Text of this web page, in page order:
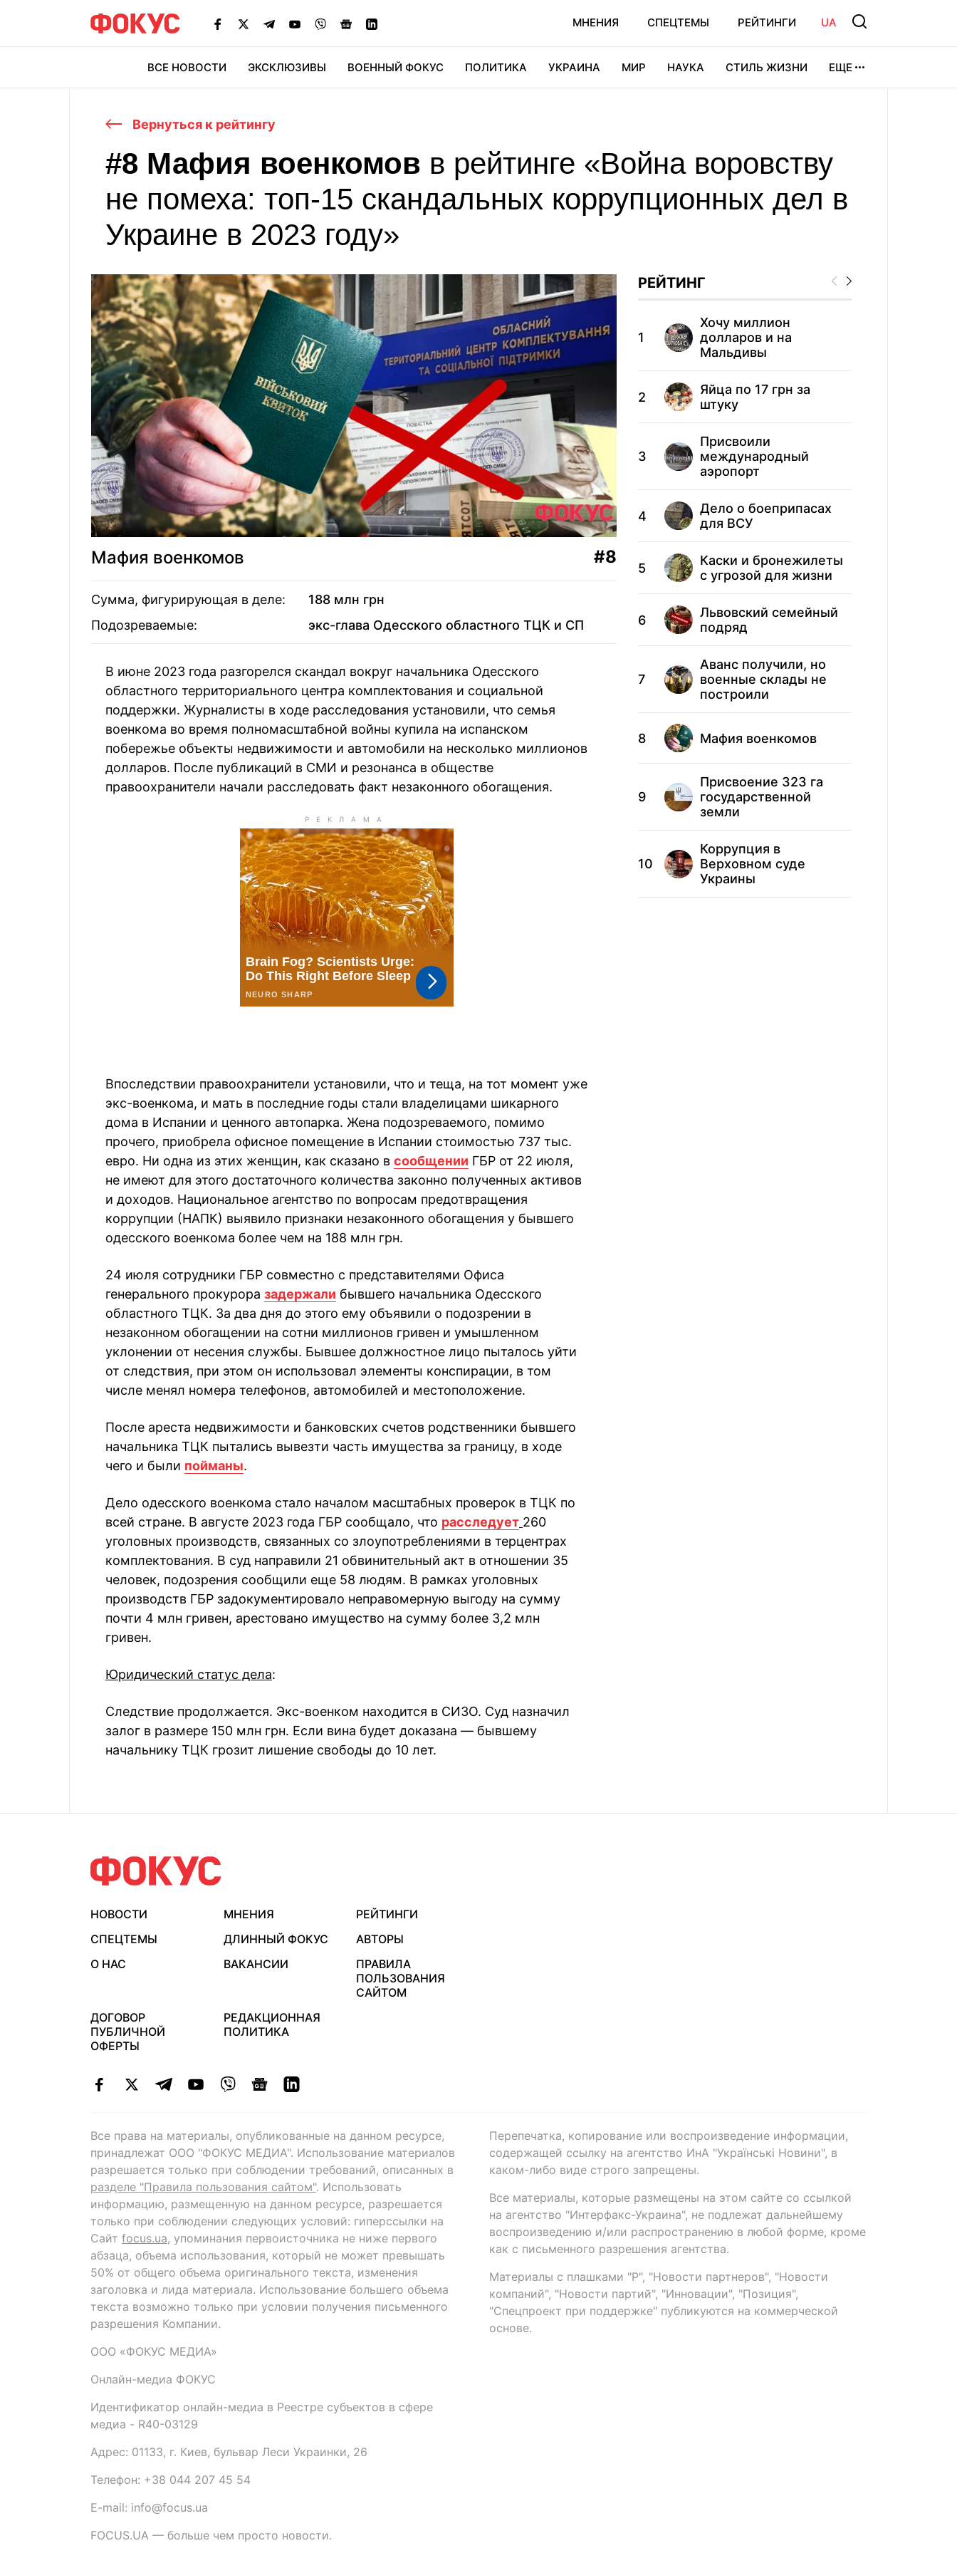
МНЕНИЯ СПЕЦТЕМЫ РЕЙТИНГИ UA
ВСЕ НОВОСТИ ЭКСКЛЮЗИВЫ ВОЕННЫЙ ФОКУС ПОЛИТИКА УКРАИНА МИР НАУКА СТИЛЬ ЖИЗНИ ЕЩЕ
Вернуться к рейтингу
#8 Мафия военкомов в рейтинге «Война воровству
не помеха: топ-15 скандальных коррупционных дел в
Украине в 2023 году»
Мафия военкомов #8
Сумма, фигурирующая в деле:
188 млн грн
Подозреваемые:
экс-глава Одесского областного ТЦК и СП
В июне 2023 года разгорелся скандал вокруг начальника Одесского
областного территориального центра комплектования и социальной
поддержки. Журналисты в ходе расследования установили, что семья
военкома во время полномасштабной войны купила на испанском
побережье объекты недвижимости и автомобили на несколько миллионов
долларов. После публикаций в СМИ и резонанса в обществе
правоохранители начали расследовать факт незаконного обогащения.
Впоследствии правоохранители установили, что и теща, на тот момент уже
экс-военкома, и мать в последние годы стали владелицами шикарного
дома в Испании и ценного автопарка. Жена подозреваемого, помимо
прочего, приобрела офисное помещение в Испании стоимостью 737 тыс.
евро. Ни одна из этих женщин, как сказано в сообщении ГБР от 22 июля,
не имеют для этого достаточного количества законно полученных активов
и доходов. Национальное агентство по вопросам предотвращения
коррупции (НАПК) выявило признаки незаконного обогащения у бывшего
одесского военкома более чем на 188 млн грн.
24 июля сотрудники ГБР совместно с представителями Офиса
генерального прокурора задержали бывшего начальника Одесского
областного ТЦК. За два дня до этого ему объявили о подозрении в
незаконном обогащении на сотни миллионов гривен и умышленном
уклонении от несения службы. Бывшее должностное лицо пыталось уйти
от следствия, при этом он использовал элементы конспирации, в том
числе менял номера телефонов, автомобилей и местоположение.
После ареста недвижимости и банковских счетов родственники бывшего
начальника ТЦК пытались вывезти часть имущества за границу, в ходе
чего и были пойманы.
Дело одесского военкома стало началом масштабных проверок в ТЦК по
всей стране. В августе 2023 года ГБР сообщало, что расследует 260
уголовных производств, связанных со злоупотреблениями в терцентрах
комплектования. В суд направили 21 обвинительный акт в отношении 35
человек, подозрения сообщили еще 58 людям. В рамках уголовных
производств ГБР задокументировало неправомерную выгоду на сумму
почти 4 млн гривен, арестовано имущество на сумму более 3,2 млн
гривен.
Юридический статус дела:
Следствие продолжается. Экс-военком находится в СИЗО. Суд назначил
залог в размере 150 млн грн. Если вина будет доказана — бывшему
начальнику ТЦК грозит лишение свободы до 10 лет.
РЕЙТИНГ
1
Хочу миллион
долларов и на
Мальдивы
2
Яйца по 17 грн за
штуку
3
Присвоили
международный
аэропорт
4
Дело о боеприпасах
для ВСУ
5
Каски и бронежилеты
с угрозой для жизни
6
Львовский семейный
подряд
7
Аванс получили, но
военные склады не
построили
8 Мафия военкомов
9
Присвоение 323 га
государственной
земли
10
Коррупция в
Верховном суде
Украины
НОВОСТИ МНЕНИЯ
РЕЙТИНГИ
СПЕЦТЕМЫ
ДЛИННЫЙ ФОКУС
АВТОРЫ
О НАС
ВАКАНСИИ
ПРАВИЛА
ПОЛЬЗОВАНИЯ
САЙТОМ
ДОГОВОР
ПУБЛИЧНОЙ
ОФЕРТЫ
РЕДАКЦИОННАЯ
ПОЛИТИКА
Все права на материалы, опубликованные на данном ресурсе,
принадлежат ООО "ФОКУС МЕДИА". Использование материалов
разрешается только при соблюдении требований, описанных в
разделе "Правила пользования сайтом". Использовать
информацию, размещенную на данном ресурсе, разрешается
только при соблюдении следующих условий: гиперссылки на
Сайт focus.ua, упоминания первоисточника не ниже первого
абзаца, объема использования, который не может превышать
50% от общего объема оригинального текста, изменения
заголовка и лида материала. Использование большего объема
текста возможно только при условии получения письменного
разрешения Компании.
ООО «ФОКУС МЕДИА»
Онлайн-медиа ФОКУС
Идентификатор онлайн-медиа в Реестре субъектов в сфере
медиа - R40-03129
Адрес: 01133, г. Киев, бульвар Леси Украинки, 26
Телефон: +38 044 207 45 54
E-mail: info@focus.ua
FOCUS.UA — больше чем просто новости.
Перепечатка, копирование или воспроизведение информации,
содержащей ссылку на агентство ИнА "Українські Новини", в
каком-либо виде строго запрещены.
Все материалы, которые размещены на этом сайте со ссылкой
на агентство "Интерфакс-Украина", не подлежат дальнейшему
воспроизведению и/или распространению в любой форме, кроме
как с письменного разрешения агентства.
Материалы с плашками "Р", "Новости партнеров", "Новости
компаний", "Новости партий", "Инновации", "Позиция",
"Спецпроект при поддержке" публикуются на коммерческой
основе.